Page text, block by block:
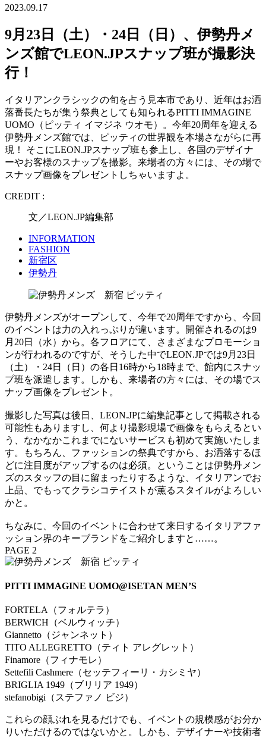
2023.09.17
9月23日（土）・24日（日）、伊勢丹メ
ンズ館でLEON.JPスナップ班が撮影決
行！
イタリアンクラシックの旬を占う見本市であり、近年はお洒
落番長たちが集う祭典としても知られるPITTI IMMAGINE
UOMO（ピッティ イマジネ ウオモ）。今年20周年を迎える
伊勢丹メンズ館では、ピッティの世界観を本場さながらに再
現！ そこにLEON.JPスナップ班も参上し、各国のデザイナ
ーやお客様のスナップを撮影。来場者の方々には、その場で
スナップ画像をプレゼントしちゃいますよ。
CREDIT :
文／LEON.JP編集部
INFORMATION
FASHION
新宿区
伊勢丹
伊勢丹メンズがオープンして、今年で20周年ですから、今回
のイベントは力の入れっぷりが違います。開催されるのは9
月20日（水）から。各フロアにて、さまざまなプロモーショ
ンが行われるのですが、そうした中でLEON.JPでは9月23日
（土）・24日（日）の各日16時から18時まで、館内にスナッ
プ班を派遣します。しかも、来場者の方々には、その場でス
ナップ画像をプレゼント。
撮影した写真は後日、LEON.JPに編集記事として掲載される
可能性もありますし、何より撮影現場で画像をもらえるとい
う、なかなかこれまでにないサービスも初めて実施いたしま
す。もちろん、ファッションの祭典ですから、お洒落するほ
どに注目度がアップするのは必須。ということは伊勢丹メン
ズのスタッフの目に留まったりするような、イタリアンでお
上品、でもってクラシコテイストが薫るスタイルがよろしい
かと。
ちなみに、今回のイベントに合わせて来日するイタリアファ
ッション界のキーブランドをご紹介しますと……。
PAGE 2
PITTI IMMAGINE UOMO@ISETAN MEN’S
FORTELA（フォルテラ）
BERWICH（ベルウィッチ）
Giannetto（ジャンネット）
TITO ALLEGRETTO（ティト アレグレット）
Finamore（フィナモレ）
Settefili Cashmere（セッテフィーリ・カシミヤ）
BRIGLIA 1949（ブリリア 1949）
stefanobigi（ステファノ ビジ）
これらの顔ぶれを見るだけでも、イベントの規模感がお分か
りいただけるのではないかと。しかも、デザイナーや技術者